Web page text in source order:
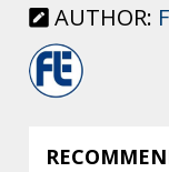
AUTHOR: